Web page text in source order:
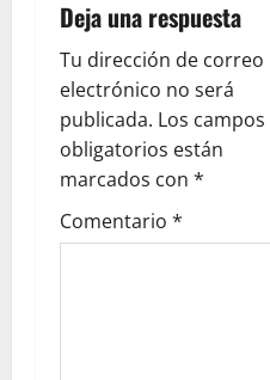
a
t
i
o
n
Deja una respuesta
Tu dirección de correo
electrónico no será
publicada. Los campos
obligatorios están
marcados con *
Comentario *